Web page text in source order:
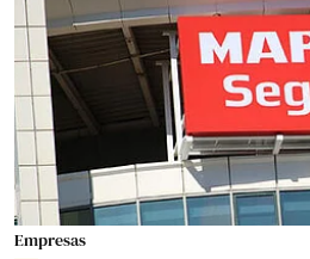
Empresas